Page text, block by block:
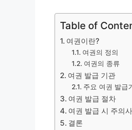
Table of
여권이란?
여권의 정의
여권의 종류
여권 발급 기관
주요 여권 발급
여권 발급 절차
여권 발급 시 주의
결론